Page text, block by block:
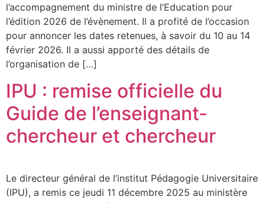
l’accompagnement du ministre de l’Education pour
l’édition 2026 de l’évènement. Il a profité de l’occasion
pour annoncer les dates retenues, à savoir du 10 au 14
février 2026. Il a aussi apporté des détails de
l’organisation de […]
IPU : remise officielle du
Guide de l’enseignant-
chercheur et chercheur
Le directeur général de l’institut Pédagogie Universitaire
(IPU), a remis ce jeudi 11 décembre 2025 au ministère